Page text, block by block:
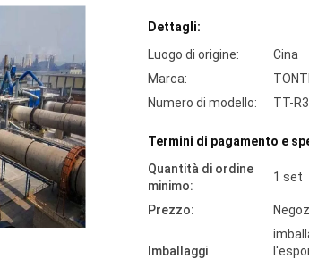
Dettagli:
Luogo di origine:
Cina
Marca:
Numero di modello:
TT-
Termini di pagamento e
Quantità di ordine
minimo:
1 set
Prezzo:
Imballaggi